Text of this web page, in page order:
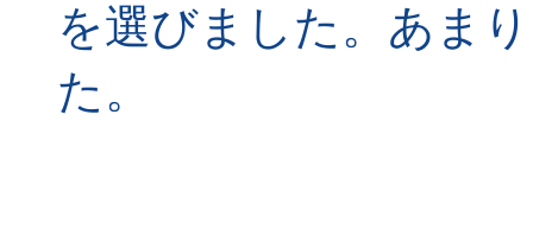
を選びました。あま
た。